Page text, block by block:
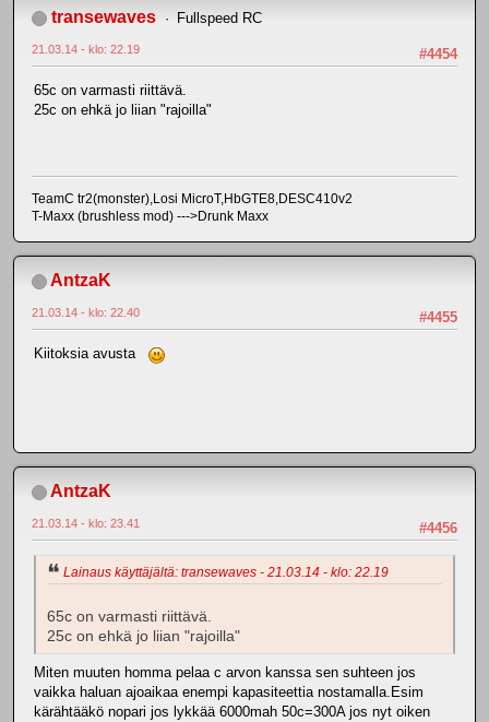
transewaves Fullspeed RC
#4454
21.03.14 - klo: 22.19
65c on varmasti riittävä.
25c on ehkä jo liian "rajoilla"
TeamC tr2(monster),Losi MicroT,HbGTE8,DESC410v2
T-Maxx (brushless mod) --->Drunk Maxx
AntzaK
#4455
21.03.14 - klo: 22.40
Kiitoksia avusta
AntzaK
#4456
21.03.14 - klo: 23.41
Lainaus käyttäjältä: transewaves - 21.03.14 - klo: 22.19
65c on varmasti riittävä.
25c on ehkä jo liian "rajoilla"
Miten muuten homma pelaa c arvon kanssa sen suhteen jos
vaikka haluan ajoaikaa enempi kapasiteettia nostamalla.Esim
kärähtääkö nopari jos lykkää 6000mah 50c=300A jos nyt oiken